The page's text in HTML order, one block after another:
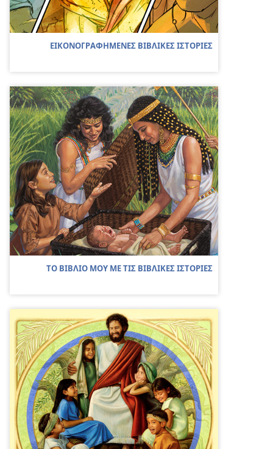
ΕΙΚΟΝΟΓΡΑΦΗΜΕΝΕΣ ΒΙΒΛΙΚΕΣ ΙΣΤΟΡΙΕΣ
ΤΟ ΒΙΒΛΙΟ ΜΟΥ ΜΕ ΤΙΣ ΒΙΒΛΙΚΕΣ ΙΣΤΟΡΙΕΣ